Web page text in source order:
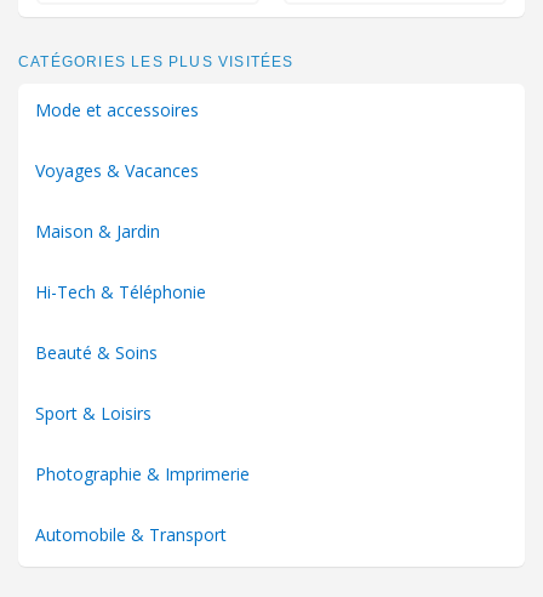
CATÉGORIES LES PLUS VISITÉES
Mode et accessoires
Voyages & Vacances
Maison & Jardin
Hi-Tech & Téléphonie
Beauté & Soins
Sport & Loisirs
Photographie & Imprimerie
Automobile & Transport